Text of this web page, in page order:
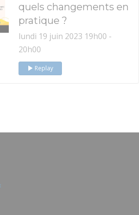
quels changements en
pratique ?
lundi 19 juin 2023 19h00 -
20h00
Replay